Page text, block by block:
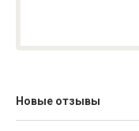
Новые отзывы